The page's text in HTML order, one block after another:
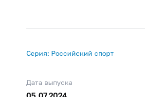
Серия: Российский спорт
Дата выпуска
05.07.2024